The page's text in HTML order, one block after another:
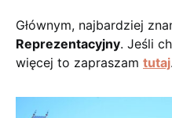
Głównym, najbardziej
Reprezentacyjny. Jeśli
więcej to zapraszam tutaj.